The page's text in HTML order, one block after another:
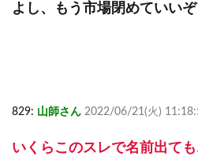
よし、もう市場閉めていいぞ
829: 山師さん 2022/06/21(火)
いくらこのスレで名前出て